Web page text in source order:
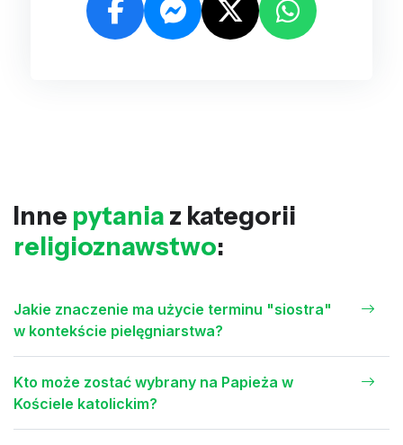
Inne pytania z kategorii
religioznawstwo:
Jakie znaczenie ma użycie terminu "siostra"
w kontekście pielęgniarstwa?
Kto może zostać wybrany na Papieża w
Kościele katolickim?